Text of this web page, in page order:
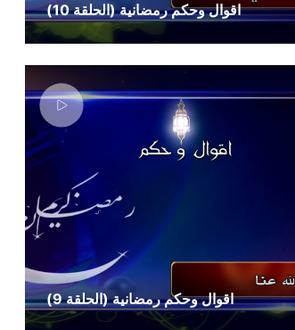
اقوال وحكم رمضانية (الحلقة 10)
اقوال وحكم رمضانية (الحلقة 9)